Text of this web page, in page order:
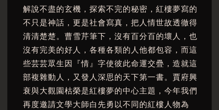
解說不盡的玄機，探索不完的秘密，紅樓夢寫的
不只是神話，更是社會寫真，把人情世故透徹得
清清楚楚。曹雪芹筆下，沒有百分百的壞人，也
沒有完美的好人，各種各類的人他都包容，而這
些芸芸眾生因『情』字使彼此命運交疊，造就這
部複雜動人，又發人深思的天下第一書。賈府興
衰與大觀園枯榮是紅樓夢的中心主題，今年我們
再度邀請文學大師白先勇以不同的紅樓人物為